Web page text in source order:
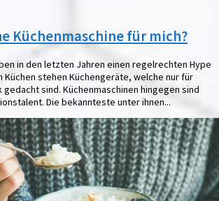
Küchenmaschine für mich?
in den letzten Jahren einen regelrechten Hype
Küchen stehen Küchengeräte, welche nur für
sind. Küchenmaschinen hingegen sind
Die bekannteste unter ihnen...